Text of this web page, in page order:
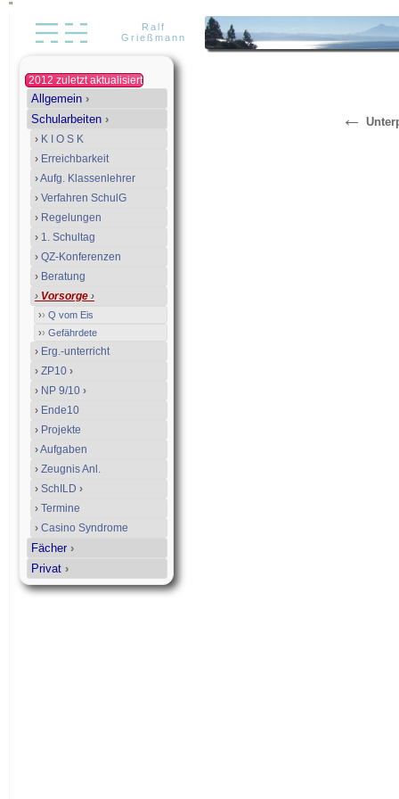
"
Ralf
Grießmann
2012 zuletzt aktualisiert
Allgemein ›
Schularbeiten ›
› K I O S K
› Erreichbarkeit
›Aufg. Klassenlehrer
› Verfahren SchulG
› Regelungen
› 1. Schultag
› QZ-Konferenzen
› Beratung
› Vorsorge ›
›› Q vom Eis
›› Gefährdete
› Erg.-unterricht
› ZP10 ›
› NP 9/10 ›
› Ende10
› Projekte
›Aufgaben
› Zeugnis Anl.
› SchILD ›
› Termine
› Casino Syndrome
Fächer ›
Privat ›
←